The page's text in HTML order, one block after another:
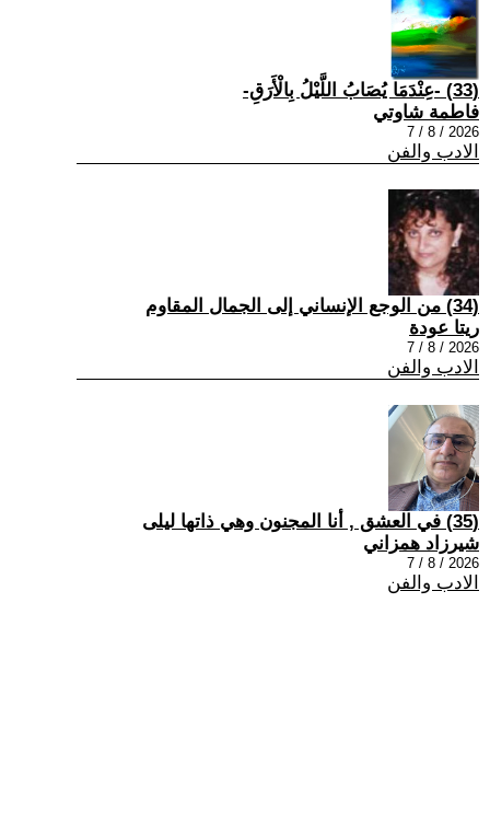
(33) -عِنْدَمَا يُصَابُ اللَّيْلُ بِالْأَرَقِ-
فاطمة شاوتي
2026 / 8 / 7
الادب والفن
(34) من الوجع الإنساني إلى الجمال المقاوم
ريتا عودة
2026 / 8 / 7
الادب والفن
(35) في العشق , أنا المجنون وهي ذاتها ليلى
شيرزاد همزاني
2026 / 8 / 7
الادب والفن